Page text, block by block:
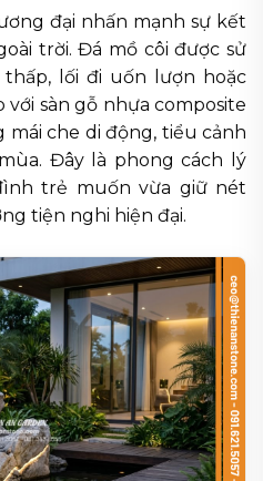
đại nhấn mạnh sự kết
trời. Đá mồ côi được sử
lối đi uốn lượn hoặc
sàn gỗ nhựa composite
che di động, tiểu cảnh
Đây là phong cách lý
trẻ muốn vừa giữ nét
tiện nghi hiện đại.